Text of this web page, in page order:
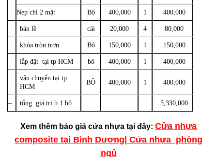
Nẹp chỉ 2 mặt Bộ 400,000 1 400,000
bản lề cái 20,000 4 80,000
khóa tròn trơn Bộ 150,000 1 150,000
lắp đặt tại tp HCM bô 400,000 1 400,000
vận chuyển tại tp
HCM
BỘ 400,000 1 400,000
– tổng giá trị b 1 bộ 5,330,000
Xem thêm báo giá cửa nhựa tại đây: Cửa nhựa
composite tại Bình Dương| Cửa nhựa phòng
ngủ